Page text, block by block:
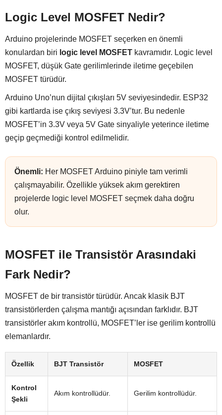
Logic Level MOSFET Nedir?
Arduino projelerinde MOSFET seçerken en önemli
konulardan biri logic level MOSFET kavramıdır. Logic level
MOSFET, düşük Gate gerilimlerinde iletime geçebilen
MOSFET türüdür.
Arduino Uno’nun dijital çıkışları 5V seviyesindedir. ESP32
gibi kartlarda ise çıkış seviyesi 3.3V’tur. Bu nedenle
MOSFET’in 3.3V veya 5V Gate sinyaliyle yeterince iletime
geçip geçmediği kontrol edilmelidir.
Önemli: Her MOSFET Arduino piniyle tam verimli
çalışmayabilir. Özellikle yüksek akım gerektiren
projelerde logic level MOSFET seçmek daha doğru
olur.
MOSFET ile Transistör Arasındaki
Fark Nedir?
MOSFET de bir transistör türüdür. Ancak klasik BJT
transistörlerden çalışma mantığı açısından farklıdır. BJT
transistörler akım kontrollü, MOSFET’ler ise gerilim kontrollü
elemanlardır.
Özellik BJT Transistör MOSFET
Kontrol
Şekli
Akım kontrollüdür. Gerilim kontrollüdür.